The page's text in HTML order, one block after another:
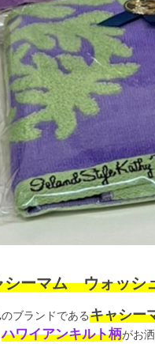
シーマム ウォッ
のブランドであるキャシー
ハワイアンキルト柄がお